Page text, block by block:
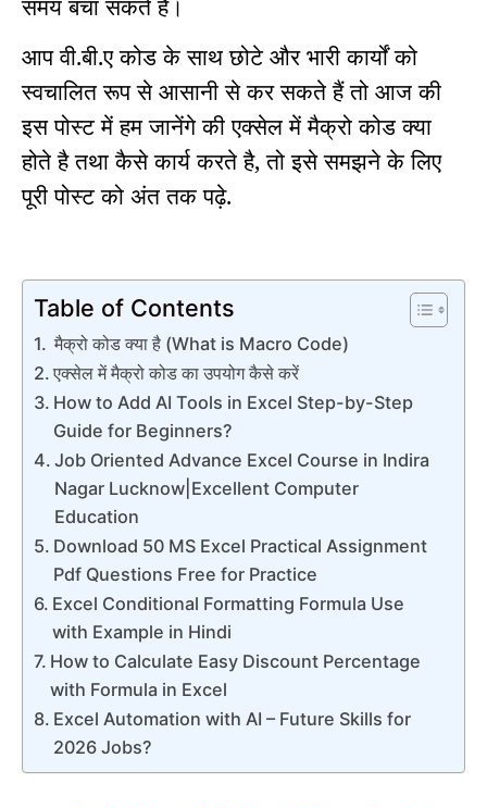
आप वी.बी.ए कोड के साथ छोटे और भारी कार्यों को
स्वचालित रूप से आसानी से कर सकते हैं तो आज की
इस पोस्ट में हम जानेंगे की एक्सेल में मैक्रो कोड क्या
होते है तथा कैसे कार्य करते है, तो इसे समझने के लिए
पूरी पोस्ट को अंत तक पढ़े.
Table of Contents
मैक्रो कोड क्या है (What is Macro Code)
एक्सेल में मैक्रो कोड का उपयोग कैसे करें
How to Add AI Tools in Excel Step-by-Step
Guide for Beginners?
Job Oriented Advance Excel Course in Indira
Nagar Lucknow|Excellent Computer
Education
Download 50 MS Excel Practical Assignment
Pdf Questions Free for Practice
Excel Conditional Formatting Formula Use
with Example in Hindi
How to Calculate Easy Discount Percentage
with Formula in Excel
Excel Automation with AI – Future Skills for
2026 Jobs?